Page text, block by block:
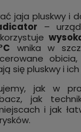
jaja pluskwy i
–
wnika w
obicia,
się pluskwy i ich
jak w
jak
i jak